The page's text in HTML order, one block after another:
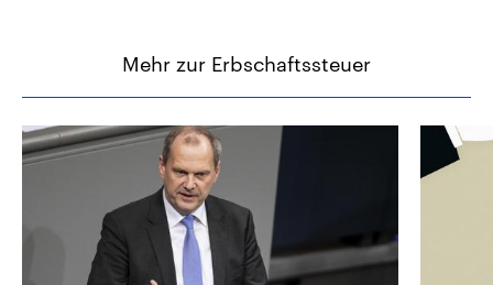
Mehr zur Erbschaftssteuer